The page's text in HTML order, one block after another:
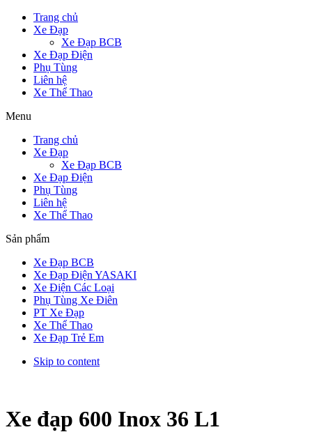
Trang chủ
Xe Đạp
Xe Đạp BCB
Xe Đạp Điện
Phụ Tùng
Liên hệ
Xe Thể Thao
Menu
Trang chủ
Xe Đạp
Xe Đạp BCB
Xe Đạp Điện
Phụ Tùng
Liên hệ
Xe Thể Thao
Sản phẩm
Xe Đạp BCB
Xe Đạp Điện YASAKI
Xe Điện Các Loại
Phụ Tùng Xe Điên
PT Xe Đạp
Xe Thể Thao
Xe Đạp Trẻ Em
Skip to content
Xe đạp 600 Inox 36 L1